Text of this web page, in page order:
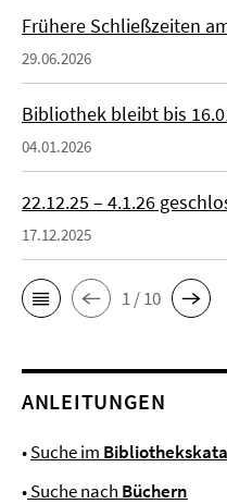
Frühere Schließzeiten
29.06.2026
Bibliothek bleibt bis
04.01.2026
22.12.25 – 4.1.26
17.12.2025
1 / 10
ANLEITUNGEN
•Suche im
•Suche nach Büchern